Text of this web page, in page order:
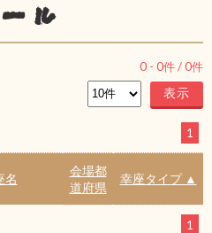
ル
0 - 0件 /0件
1
名
会場都
道府県
幸座タイプ ▲
1